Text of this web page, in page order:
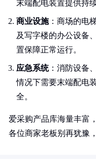
末端配电装置提供持
商业设施：商场的电
及写字楼的办公设备
置保障正常运行。
应急系统：消防设备
情况下需要末端配电
全。
爱采购产品库海量丰富
各位商家老板别再犹豫